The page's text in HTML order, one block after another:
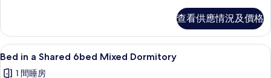
bed
FEMALE
Dormitory
10-
bed
FEMALE
查看供應情況及價格
載
入
Bed in a Shared 6bed Mixed
4
Bed in a Shared 6bed Mixed Dormitory
1 間睡房